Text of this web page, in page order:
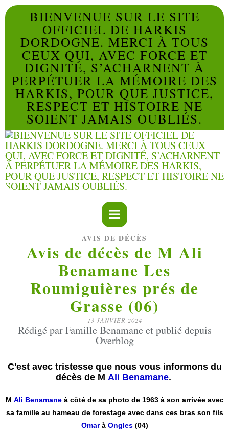
BIENVENUE SUR LE SITE
OFFICIEL DE HARKIS
DORDOGNE. MERCI À TOUS
CEUX QUI, AVEC FORCE ET
DIGNITÉ, S’ACHARNENT À
PERPÉTUER LA MÉMOIRE DES
HARKIS, POUR QUE JUSTICE,
RESPECT ET HISTOIRE NE
SOIENT JAMAIS OUBLIÉS.
AVIS DE DÉCÈS
Avis de décès de M Ali
Benamane Les
Roumiguières prés de
Grasse (06)
13 JANVIER 2024
Rédigé par Famille Benamane et publié depuis
Overblog
C'est avec tristesse que nous vous informons du
décès de M Ali Benamane.
M Ali Benamane à côté de sa photo de 1963 à son arrivée avec
sa familleau hameau de forestage avec dans ces bras son fils
Omarà Ongles (04)